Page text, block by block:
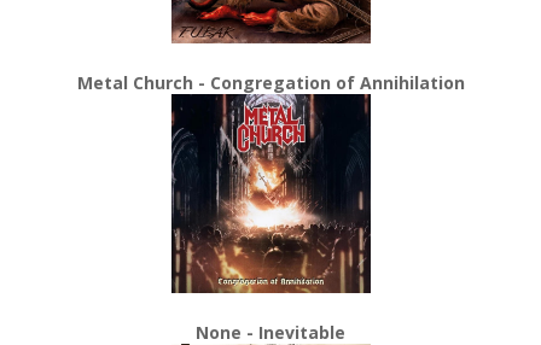
Metal Church - Congregation of Annihilation
None - Inevitable